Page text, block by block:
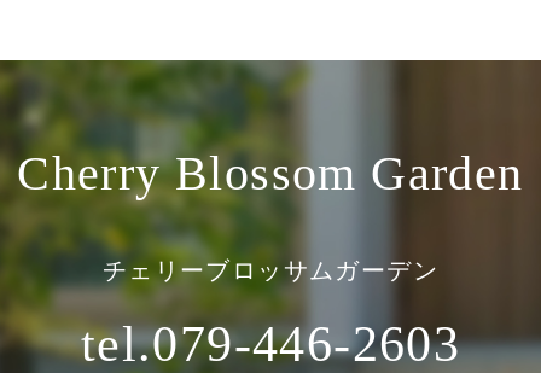
Cherry Blossom Garden
チェリーブロッサムガーデン
tel.079-446-2603